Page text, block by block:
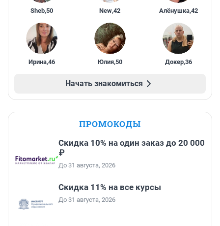
Sheb,50 New,42 Алёнушка,42
Ирина,46 Юлия,50 Докер,36
Начать знакомиться
ПРОМОКОДЫ
Скидка 10% на один заказ до 20 000
₽
До 31 августа, 2026
Скидка 11% на все курсы
До 31 августа, 2026